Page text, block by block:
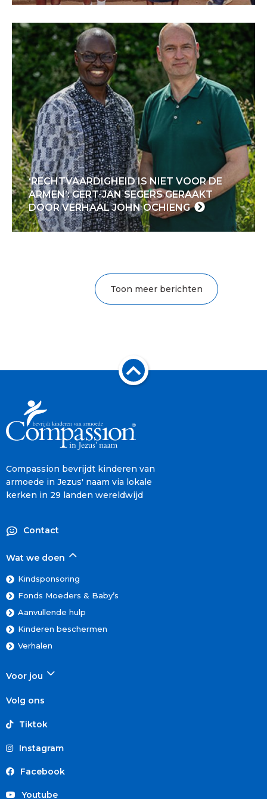
‘RECHTVAARDIGHEID IS NIET VOOR DE
ARMEN’: GERT-JAN SEGERS GERAAKT
DOOR VERHAAL JOHN OCHIENG
Toon meer berichten
Compassion bevrijdt kinderen van
armoede in Jezus' naam via lokale
kerken in 29 landen wereldwijd
Contact
Wat we doen
Kindsponsoring
Fonds Moeders & Baby’s
Aanvullende hulp
Kinderen beschermen
Verhalen
Voor jou
Volg ons
Tiktok
Instagram
Facebook
Youtube